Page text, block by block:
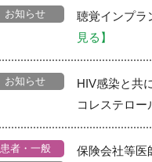
お知らせ 聴覚インプ
見る】
お知らせ
HIV感染と共
コレステロ
患者・一般
保険会社等医